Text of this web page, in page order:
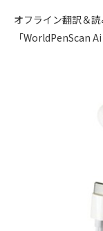
オフライン翻訳＆
「WorldPenScan